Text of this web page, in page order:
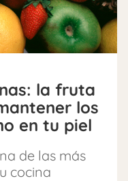
la fruta
los
en tu piel
de las más
cocina